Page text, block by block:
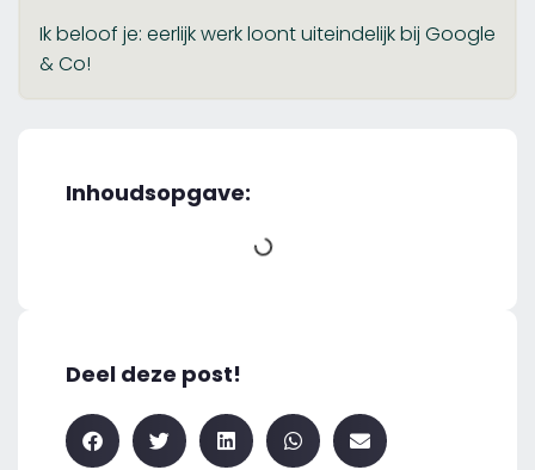
Ik beloof je: eerlijk werk loont uiteindelijk bij Google
& Co!
Inhoudsopgave:
Deel deze post!